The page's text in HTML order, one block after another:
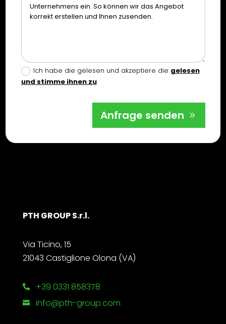
Ich habe die gelesen und akzeptiere die gelesen
und stimme ihnen zu
Anfrage senden
PTH GROUP S.r.l.
Via Ticino, 15
21043 Castiglione Olona (VA)
 +39 0331 858378
 info@pth-group.com